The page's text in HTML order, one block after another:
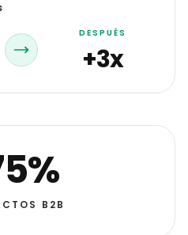
DESPUÉS
+3x
B2B